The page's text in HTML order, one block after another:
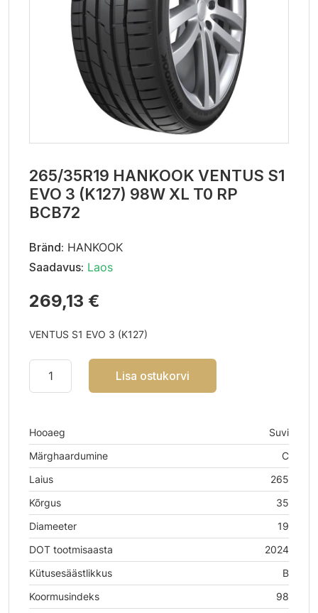
265/35R19 HANKOOK VENTUS S1
EVO 3 (K127) 98W XL T0 RP
BCB72
Bränd: HANKOOK
Saadavus: Laos
269,13 €
VENTUS S1 EVO 3 (K127)
Lisa ostukorvi
Hooaeg
Suvi
Märghaardumine
C
Laius
265
Kõrgus
35
Diameeter
19
DOT tootmisaasta
2024
Kütusesäästlikkus
B
Koormusindeks
98